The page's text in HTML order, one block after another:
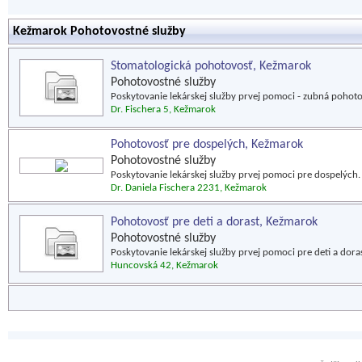
Kežmarok Pohotovostné služby
Stomatologická pohotovosť, Kežmarok
Pohotovostné služby
Poskytovanie lekárskej služby prvej pomoci - zubná
Dr. Fischera 5, Kežmarok
Pohotovosť pre dospelých, Kežmarok
Pohotovostné služby
Poskytovanie lekárskej služby prvej pomoci pre dospelých.
Dr. Daniela Fischera 2231, Kežmarok
Pohotovosť pre deti a dorast, Kežmarok
Pohotovostné služby
Poskytovanie lekárskej služby prvej pomoci pre deti a
Huncovská 42, Kežmarok